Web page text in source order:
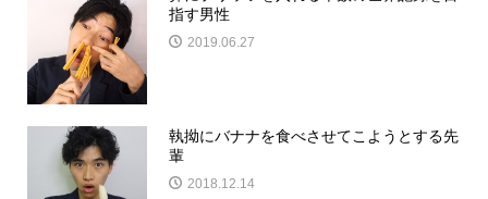
指す男性
2019.06.27
執拗にバナナを食べさせてこようとする先
輩
2018.12.14